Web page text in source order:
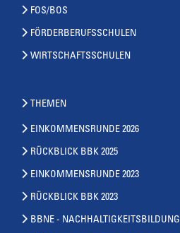
FOS/BOS
FÖRDERBERUFSSCHULEN
WIRTSCHAFTSSCHULEN
THEMEN
EINKOMMENSRUNDE 2026
RÜCKBLICK BBK 2025
EINKOMMENSRUNDE 2023
RÜCKBLICK BBK 2023
BBNE - NACHHALTIGKEITSBILDUNG